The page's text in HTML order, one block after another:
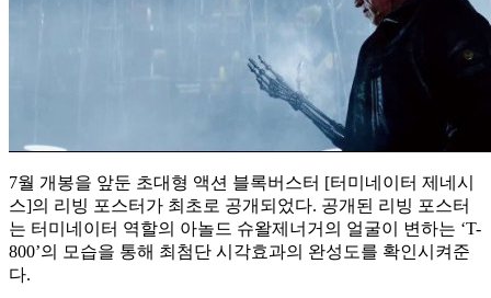
7월 개봉을 앞둔 초대형 액션 블록버스터 [터미네이터 제네시
스]의 리빙 포스터가 최초로 공개되었다. 공개된 리빙 포스터
는 터미네이터 역할의 아놀드 슈왈제너거의 얼굴이 변하는 ‘T-
800’의 모습을 통해 최첨단 시각효과의 완성도를 확인시켜준
다.